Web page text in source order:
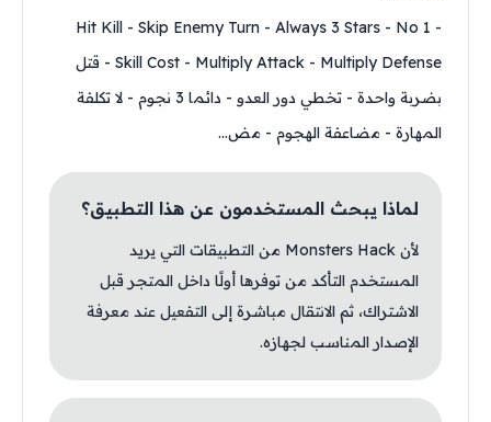
- 1 Hit Kill - Skip Enemy Turn - Always 3 Stars - No
Skill Cost - Multiply Attack - Multiply Defense - قتل
بضربة واحدة - تخطي دور العدو - دائما 3 نجوم - لا تكلفة
المهارة - مضاعفة الهجوم - مض...
لماذا يبحث المستخدمون عن هذا التطبيق؟
لأن Monsters Hack من التطبيقات التي يريد
المستخدم التأكد من توفرها أولًا داخل المتجر قبل
الاشتراك، ثم الانتقال مباشرة إلى التفعيل عند معرفة
الإصدار المناسب لجهازه.